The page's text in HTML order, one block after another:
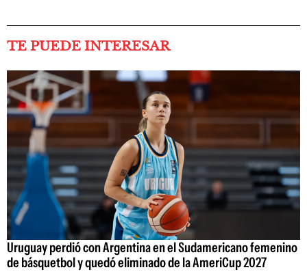
TE PUEDE INTERESAR
Uruguay perdió con Argentina en el Sudamericano femenino
de básquetbol y quedó eliminado de la AmeriCup 2027